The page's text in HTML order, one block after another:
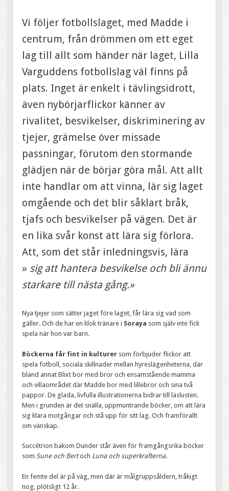
Vi följer fotbollslaget, med Madde i
centrum, från drömmen om ett eget
lag till allt som händer när laget, Lilla
Varguddens fotbollslag väl finns på
plats. Inget är enkelt i tävlingsidrott,
även nybörjarflickor känner av
rivalitet, besvikelser, diskriminering av
tjejer, grämelse över missade
passningar, förutom den stormande
glädjen när de börjar göra mål. Att allt
inte handlar om att vinna, lär sig laget
omgående och det blir såklart bråk,
tjafs och besvikelser på vägen. Det är
en lika svår konst att lära sig förlora.
Att, som det står inledningsvis, lära
» sig att hantera besvikelse och bli ännu
starkare till nästa gång.»
Nya tjejer som sätter jaget före laget, får lära sig vad som
gäller. Och de har en klok tränare i Soraya som själv inte fick
spela när hon var barn.
Böckerna får fint in kulturer som förbjuder flickor att
spela fotboll, sociala skillnader mellan hyreslägenheterna, där
bland annat Blixt bor med bror och ensamstående mamma
och villaområdet där Madde bor med lillebror och sina två
pappor. De glada, livfulla illustrationerna bidrar till läslusten.
Men i grunden är det snälla, uppmuntrande böcker, om att lära
sig klara motgångar och stå upp för sitt lag. Och framförallt
om vänskap.
Succétrion bakom Dunder står även för framgångsrika böcker
somSune och Bertoch Luna och superkrafterna.
En femte del är på väg, men där är målgruppsåldern, tråkigt
nog, plötsligt 12 år.